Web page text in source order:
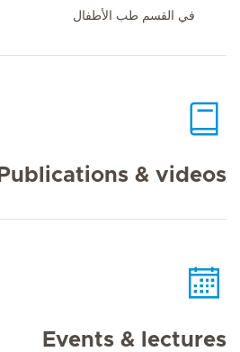
في القسم طب الأطفال
Publications & videos
Events & lectures